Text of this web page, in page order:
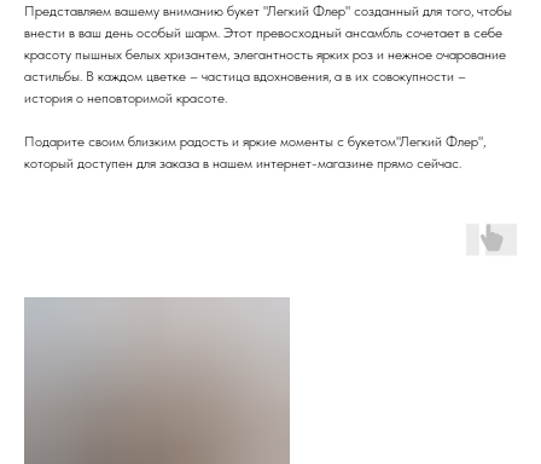
Представляем вашему вниманию букет "Легкий Флер" созданный для того, чтобы
внести в ваш день особый шарм. Этот превосходный ансамбль сочетает в себе
красоту пышных белых хризантем, элегантность ярких роз и нежное очарование
астильбы. В каждом цветке – частица вдохновения, а в их совокупности –
история о неповторимой красоте.
Подарите своим близким радость и яркие моменты с букетом"Легкий Флер",
который доступен для заказа в нашем интернет-магазине прямо сейчас.